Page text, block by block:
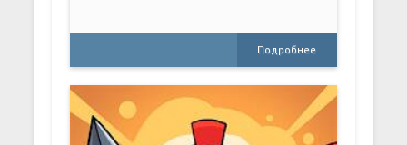
Подробнее